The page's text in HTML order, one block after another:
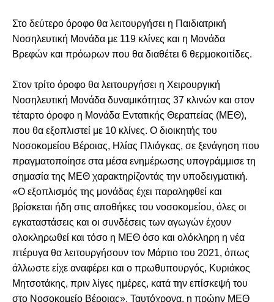
Στο δεύτερο όροφο θα λειτουργήσει η Παιδιατρική
Νοσηλευτική Μονάδα με 119 κλίνες και η Μονάδα
Βρεφών και πρόωρων που θα διαθέτει 6 θερμοκοιτίδες.
Στον τρίτο όροφο θα λειτουργήσει η Χειρουργική
Νοσηλευτική Μονάδα δυναμικότητας 37 κλινών και στον
τέταρτο όροφο η Μονάδα Εντατικής Θεραπείας (ΜΕΘ),
που θα εξοπλιστεί με 10 κλίνες. Ο διοικητής του
Νοσοκομείου Βέροιας, Ηλίας Πλιόγκας, σε ξενάγηση που
πραγματοποίησε στα μέσα ενημέρωσης υπογράμμισε τη
σημασία της ΜΕΘ χαρακτηρίζοντάς την υποδειγματική.
«Ο εξοπλισμός της μονάδας έχει παραληφθεί και
βρίσκεται ήδη στις αποθήκες του νοσοκομείου, όλες οι
εγκαταστάσεις και οι συνδέσεις των αγωγών έχουν
ολοκληρωθεί και τόσο η ΜΕΘ όσο και ολόκληρη η νέα
πτέρυγα θα λειτουργήσουν τον Μάρτιο του 2021, όπως
άλλωστε είχε αναφέρει και ο πρωθυπουργός, Κυριάκος
Μητσοτάκης, πριν λίγες ημέρες, κατά την επίσκεψή του
στο Νοσοκομείο Βέροιας». Ταυτόχρονα, η πρώην ΜΕΘ